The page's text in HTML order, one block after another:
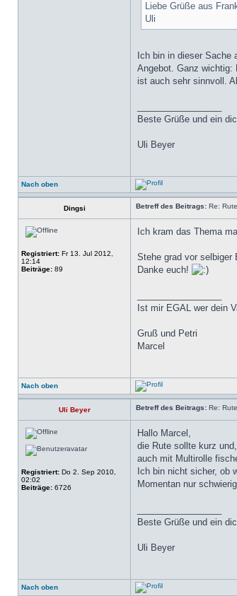
Liebe Grüße aus
Uli
Ich bin in dieser Sache
Angebot. Ganz wichtig:
ist auch sehr sinnvoll.
Beste Grüße und ein
Uli Beyer
Nach oben
Dingsi Betreff des Beitrags: Re:
Registriert: Fr 13. Jul 2012,
12:14
Beiträge: 89
Ich kram das Thema
Stehe grad vor selbiger
Danke euch!
Ist mir EGAL wer dein
Gruß und Petri
Marcel
Nach oben
Uli Beyer Betreff des Beitrags: Re:
Registriert: Do 2. Sep 2010,
02:02
Beiträge: 6726
Hallo Marcel,
die Rute sollte kurz
auch mit Multirolle
Ich bin nicht sicher, ob
Momentan nur
Beste Grüße und ein
Uli Beyer
Nach oben